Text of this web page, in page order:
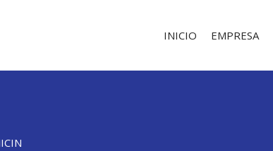
INICIO EMPRESA